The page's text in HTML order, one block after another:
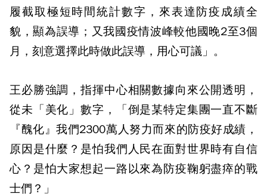
履截取極短時間統計數字，來表達防疫成績全
貌，顯為誤導；又我國疫情波峰較他國晚2至3個
月，刻意選擇此時做此誤導，用心可議」。
王必勝強調，指揮中心相關數據向來公開透明，
從未「美化」數字，「倒是某特定集團一直不斷
『醜化』我們2300萬人努力而來的防疫好成績，
原因是什麼？是怕我們人民在面對世界時有自信
心？是怕大家想起一路以來為防疫鞠躬盡瘁的戰
士們？」